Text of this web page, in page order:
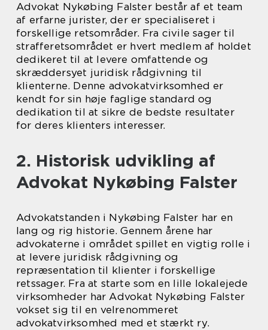
Advokat Nykøbing Falster består af et team
af erfarne jurister, der er specialiseret i
forskellige retsområder. Fra civile sager til
strafferetsområdet er hvert medlem af holdet
dedikeret til at levere omfattende og
skræddersyet juridisk rådgivning til
klienterne. Denne advokatvirksomhed er
kendt for sin høje faglige standard og
dedikation til at sikre de bedste resultater
for deres klienters interesser.
2. Historisk udvikling af
Advokat Nykøbing Falster
Advokatstanden i Nykøbing Falster har en
lang og rig historie. Gennem årene har
advokaterne i området spillet en vigtig rolle i
at levere juridisk rådgivning og
repræsentation til klienter i forskellige
retssager. Fra at starte som en lille lokalejede
virksomheder har Advokat Nykøbing Falster
vokset sig til en velrenommeret
advokatvirksomhed med et stærkt ry.